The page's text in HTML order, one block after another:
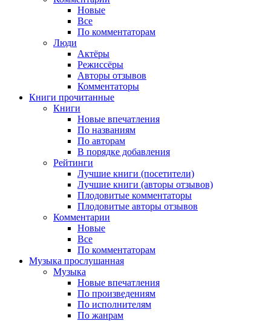
Новые
Все
По комментаторам
Люди
Актёры
Режиссёры
Авторы отзывов
Комментаторы
Книги прочитанные
Книги
Новые впечатления
По названиям
По авторам
В порядке добавления
Рейтинги
Лучшие книги (посетители)
Лучшие книги (авторы отзывов)
Плодовитые комментаторы
Плодовитые авторы отзывов
Комментарии
Новые
Все
По комментаторам
Музыка прослушанная
Музыка
Новые впечатления
По произведениям
По исполнителям
По жанрам